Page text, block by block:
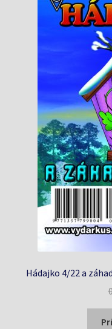
Hádajko 4/22 a